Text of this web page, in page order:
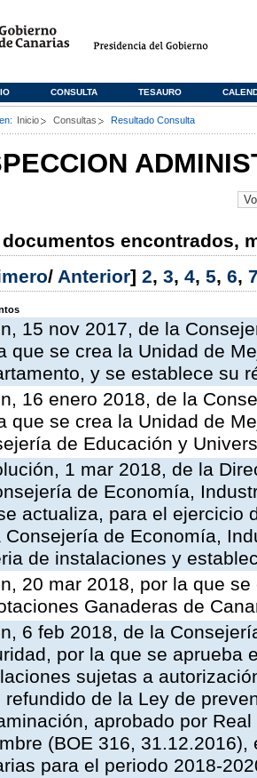
CONSULTA TESAURO
Inicio Consultas Resultado Consulta
documentos encontrados,
/ Anterior] 2, 3, 4, 5, 6,
15 nov 2017, de la
que se crea la Unidad de
y se establece su
16 enero 2018, de la
que se crea la Unidad de
de Educación y
1 mar 2018, de la
de Economía,
actualiza, para el ejercicio
Consejería de Economía,
de instalaciones y
20 mar 2018, por la que
Ganaderas de
6 feb 2018, de la
por la que se aprueba
sujetas a
refundido de la Ley de
aprobado por
(BOE 316,
para el periodo 2018-